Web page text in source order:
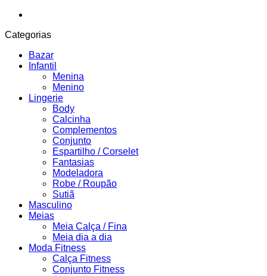
Categorias
Bazar
Infantil
Menina
Menino
Lingerie
Body
Calcinha
Complementos
Conjunto
Espartilho / Corselet
Fantasias
Modeladora
Robe / Roupão
Sutiã
Masculino
Meias
Meia Calça / Fina
Meia dia a dia
Moda Fitness
Calça Fitness
Conjunto Fitness